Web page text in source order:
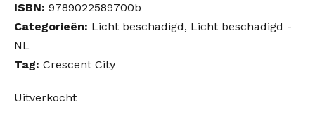
€27,99.€22,39.
ISBN: 9789022589700b
Categorieën: Licht beschadigd, Licht beschadigd -
NL
Tag: Crescent City
Uitverkocht